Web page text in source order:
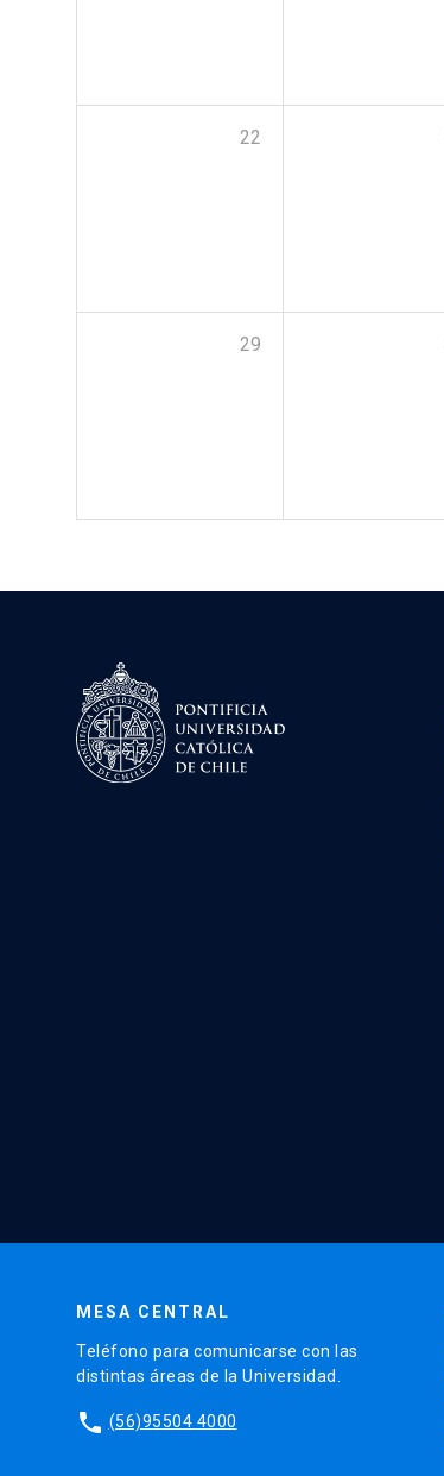
22
29
MESA CENTRAL
Teléfono para comunicarse con las
distintas áreas de la Universidad.
phone (56)95504 4000